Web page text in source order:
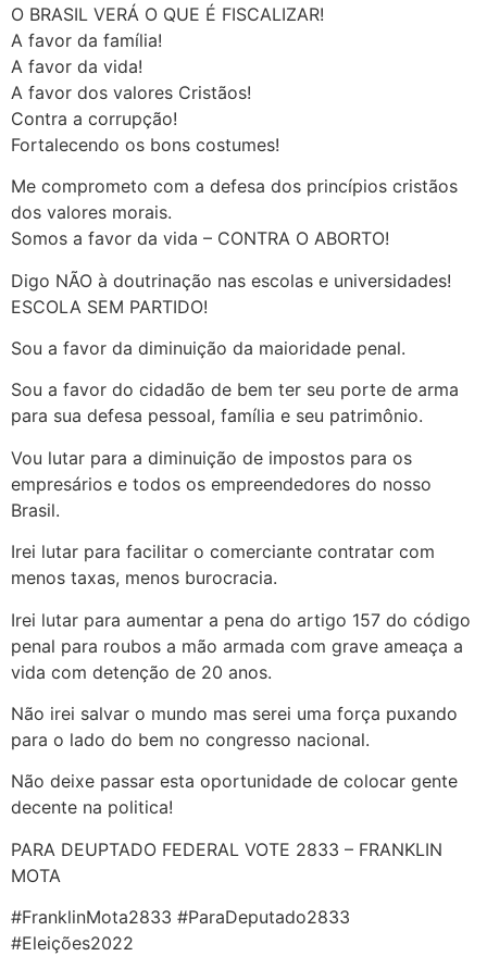
O BRASIL VERÁ O QUE É FISCALIZAR!
A favor da família!
A favor da vida!
A favor dos valores Cristãos!
Contra a corrupção!
Fortalecendo os bons costumes!
Me comprometo com a defesa dos princípios cristãos
dos valores morais.
Somos a favor da vida – CONTRA O ABORTO!
Digo NÃO à doutrinação nas escolas e universidades!
ESCOLA SEM PARTIDO!
Sou a favor da diminuição da maioridade penal.
Sou a favor do cidadão de bem ter seu porte de arma
para sua defesa pessoal, família e seu patrimônio.
Vou lutar para a diminuição de impostos para os
empresários e todos os empreendedores do nosso
Brasil.
Irei lutar para facilitar o comerciante contratar com
menos taxas, menos burocracia.
Irei lutar para aumentar a pena do artigo 157 do código
penal para roubos a mão armada com grave ameaça a
vida com detenção de 20 anos.
Não irei salvar o mundo mas serei uma força puxando
para o lado do bem no congresso nacional.
Não deixe passar esta oportunidade de colocar gente
decente na politica!
PARA DEUPTADO FEDERAL VOTE 2833 – FRANKLIN
MOTA
#FranklinMota2833 #ParaDeputado2833
#Eleições2022